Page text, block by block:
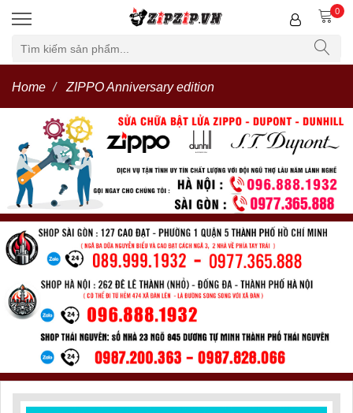
0
Home ZIPPO Anniversary edition